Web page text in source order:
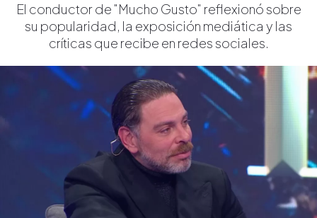
El conductor de "Mucho Gusto" reflexionó sobre
su popularidad, la exposición mediática y las
críticas que recibe en redes sociales.